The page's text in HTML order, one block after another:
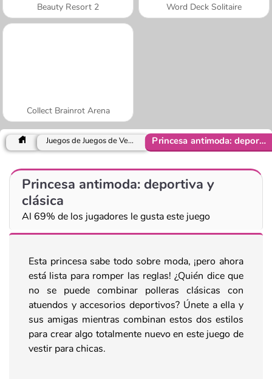
Beauty Resort 2 Word Deck Solitaire
Collect Brainrot Arena
Juegos de Juegos de Vestir y Moda Princesa antimoda: deportiva y clásica
Princesa antimoda: deportiva y
clásica
Al 69% de los jugadores le gusta este juego
Esta princesa sabe todo sobre moda, ¡pero ahora
está lista para romper las reglas! ¿Quién dice que
no se puede combinar polleras clásicas con
atuendos y accesorios deportivos? Únete a ella y
sus amigas mientras combinan estos dos estilos
para crear algo totalmente nuevo en este juego de
vestir para chicas.